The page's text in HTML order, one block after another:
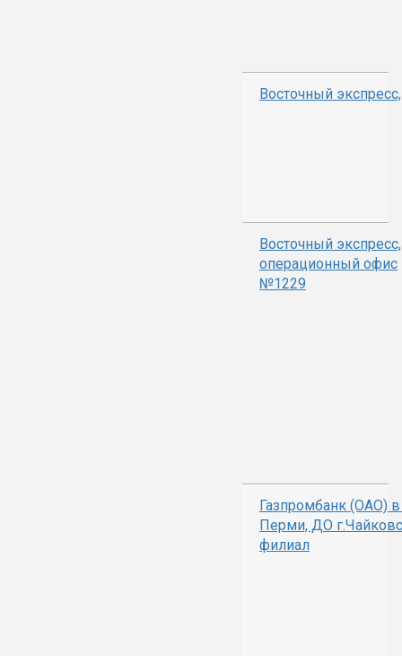
Восточный
Восточный
операционный офис
№1229
Газпромбанк (ОАО) в
Перми, ДО
филиал